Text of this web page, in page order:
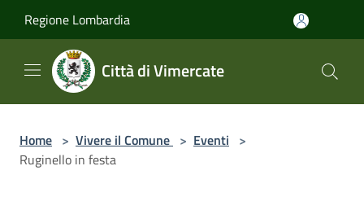
Regione Lombardia
Città di Vimercate
Home > Vivere il Comune > Eventi >
Ruginello in festa